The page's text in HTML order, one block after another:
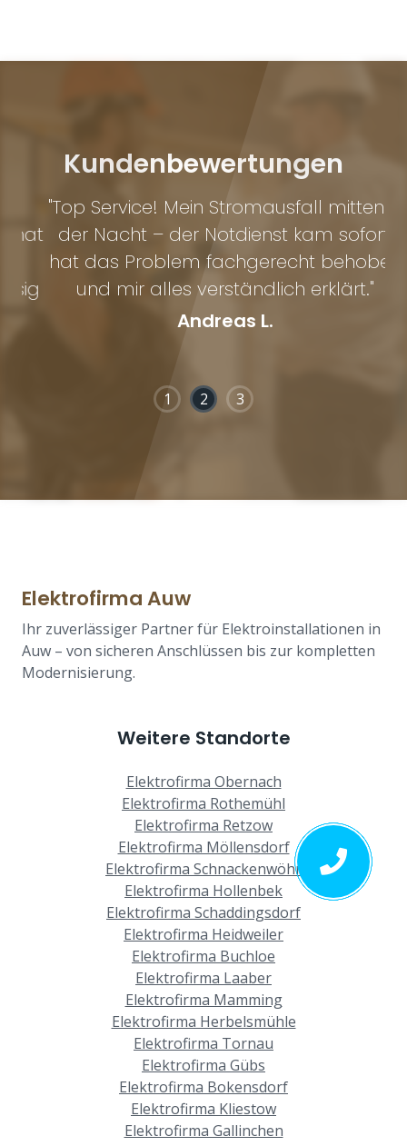
Kundenbewertungen
"Top Service! Mein Stromausfall mitten in
der Nacht – der Notdienst kam sofort,
hat das Problem fachgerecht behoben
und mir alles verständlich erklärt."
Andreas L.
1 2 3
Elektrofirma Auw
Ihr zuverlässiger Partner für Elektroinstallationen in
Auw – von sicheren Anschlüssen bis zur kompletten
Modernisierung.
Weitere Standorte
Elektrofirma Obernach
Elektrofirma Rothemühl
Elektrofirma Retzow
Elektrofirma Möllensdorf
Elektrofirma Schnackenwöhr
Elektrofirma Hollenbek
Elektrofirma Schaddingsdorf
Elektrofirma Heidweiler
Elektrofirma Buchloe
Elektrofirma Laaber
Elektrofirma Mamming
Elektrofirma Herbelsmühle
Elektrofirma Tornau
Elektrofirma Gübs
Elektrofirma Bokensdorf
Elektrofirma Kliestow
Elektrofirma Gallinchen